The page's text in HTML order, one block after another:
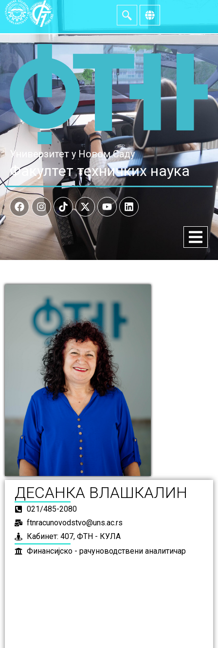
Универзитет у Новом Саду
Факултет техничких наука
ДЕСАНКА ВЛАШКАЛИН
021/485-2080
ftnracunovodstvo@uns.ac.rs
Кабинет: 407, ФТН - КУЛА
Финансијско - рачуноводствени аналитичар